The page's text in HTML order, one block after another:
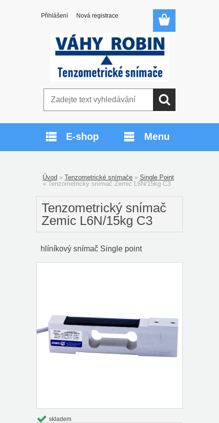
Přihlášení Nová registrace
E-shop Menu
Úvod » Tenzometrické snímače » Single Point
» Tenzometrický snímač Zemic L6N/15kg C3
Tenzometrický snímač
Zemic L6N/15kg C3
hlíníkový snímač Single point
skladem